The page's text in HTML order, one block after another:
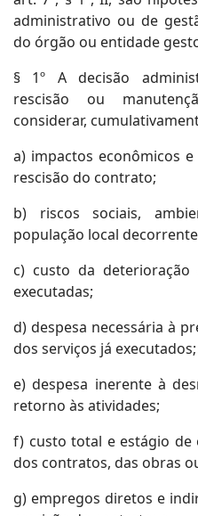
administrativo ou de
do órgão ou entidade
§ 1º A decisão
rescisão ou
considerar,
a) impactos econômicos
rescisão do contrato;
b) riscos sociais,
população local
c) custo da
executadas;
d) despesa necessária à
dos serviços já executados;
e) despesa inerente à
retorno às atividades;
f) custo total e estágio de
dos contratos, das obras
g) empregos diretos e